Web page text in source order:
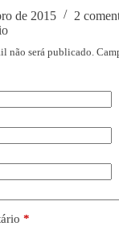
de 2015
2
não será publicado.
*